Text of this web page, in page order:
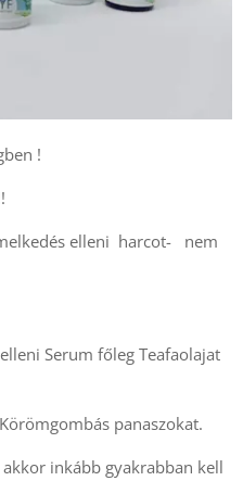
!
elleni harcot- nem
Serum főleg Teafaolajat
panaszokat.
inkább gyakrabban kell